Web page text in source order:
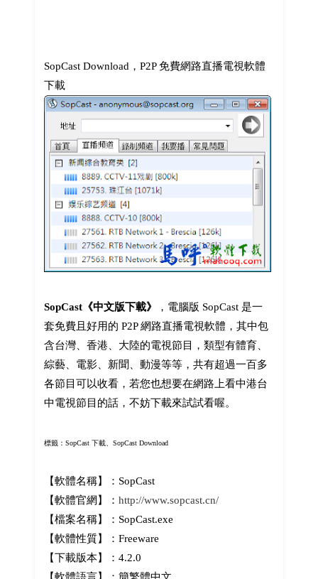
SopCast Download，P2P 免費網路直播電視軟體
下載
SopCast《中文版下載》
，電腦版 SopCast 是一
套免費且好用的 P2P 網路直播電視軟體，其中包
含台灣、香港、大陸的電視節目，類型有體育、
綜藝、電影、新聞、動漫等等，共有超過一百多
各節目可以收看，若您也想要在網路上看中港台
中電視節目的話，不妨下載來試試看喔。
標籤：SopCast 下載、 SopCast Download
【軟體名稱】：SopCast
【軟體官網】： http://www.sopcast.cn/
【檔案名稱】：SopCast.exe
【軟體性質】：Freeware
【下載版本】：4.2.0